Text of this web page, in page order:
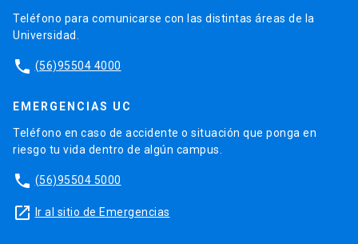
Teléfono para comunicarse con las distintas áreas de la
Universidad.
phone (56)95504 4000
EMERGENCIAS UC
Teléfono en caso de accidente o situación que ponga en
riesgo tu vida dentro de algún campus.
phone (56)95504 5000
launch Ir al sitio de Emergencias